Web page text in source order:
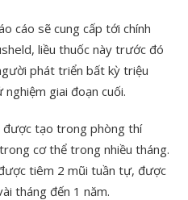
cáo sẽ cung cấp tới chính
liều thuốc này trước đó
phát triển bất kỳ triệu
giai đoạn cuối.
được tạo trong phòng thí
cơ thể trong nhiều tháng.
tiêm 2 mũi tuần tự, được
tháng đến 1 năm.